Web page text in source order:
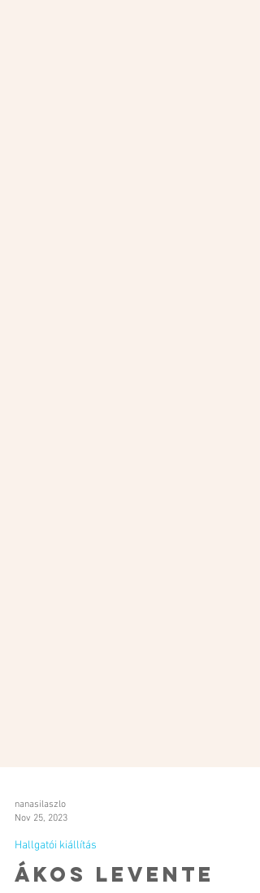
nanasilaszlo
Nov 25, 2023